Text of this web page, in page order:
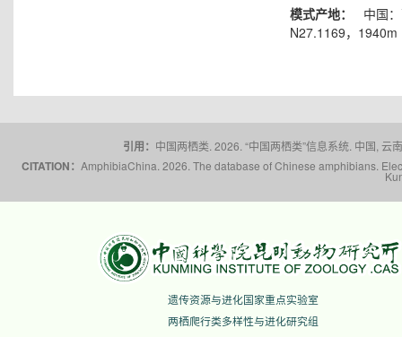
模式产地：
中国
N27.1169，1940m
引用： 中国两栖类. 2026. “中国两栖类”信息系统. 中国,
CITATION： AmphibiaChina. 2026. The database of Chinese amphibians.
遗传资源与进化国家重点实验室
两栖爬行类多样性与进化研究组